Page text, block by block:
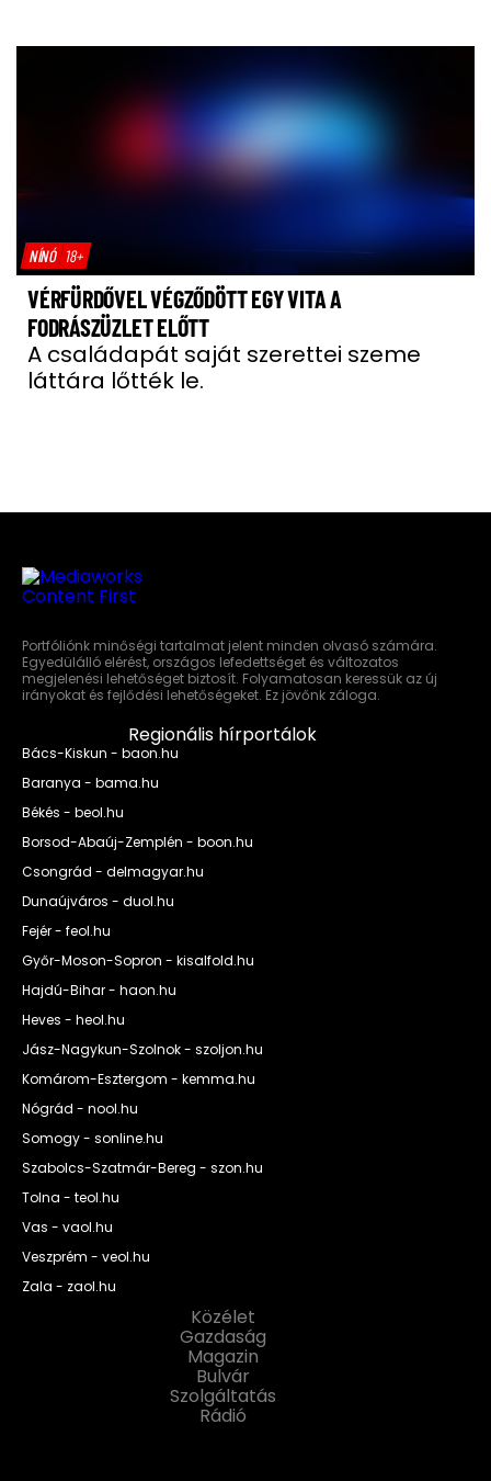
NÍNÓ 18+
VÉRFÜRDŐVEL VÉGZŐDÖTT EGY VITA A
FODRÁSZÜZLET ELŐTT
A családapát saját szerettei szeme
láttára lőtték le.
Portfóliónk minőségi tartalmat jelent minden olvasó számára.
Egyedülálló elérést, országos lefedettséget és változatos
megjelenési lehetőséget biztosít. Folyamatosan keressük az új
irányokat és fejlődési lehetőségeket. Ez jövőnk záloga.
Regionális hírportálok
Bács-Kiskun - baon.hu
Baranya - bama.hu
Békés - beol.hu
Borsod-Abaúj-Zemplén - boon.hu
Csongrád - delmagyar.hu
Dunaújváros - duol.hu
Fejér - feol.hu
Győr-Moson-Sopron - kisalfold.hu
Hajdú-Bihar - haon.hu
Heves - heol.hu
Jász-Nagykun-Szolnok - szoljon.hu
Komárom-Esztergom - kemma.hu
Nógrád - nool.hu
Somogy - sonline.hu
Szabolcs-Szatmár-Bereg - szon.hu
Tolna - teol.hu
Vas - vaol.hu
Veszprém - veol.hu
Zala - zaol.hu
Közélet
Gazdaság
Magazin
Bulvár
Szolgáltatás
Rádió